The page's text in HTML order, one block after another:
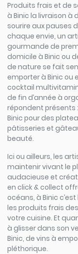
Produits frais et de
à Binic la livraison à
sourire aux pauses
chaque envie, un
gourmande de
domicile à Binic ou
de nature se fait
emporter à Binic ou
cocktail
de fin d’année à
répondent présents
Binic pour des
pâtisseries et
beauté.
Ici ou ailleurs, les
maintenir vivant le
audacieuse et
en click & collect
océans, à Binic
les produits frais
votre cuisine. Et
à glisser dans son
Binic, de vins à
pléthorique.